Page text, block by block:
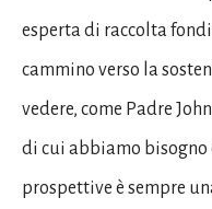
esperta di raccolta
cammino verso la
vedere, come Padre
di cui abbiamo bisogno
prospettive è sempre